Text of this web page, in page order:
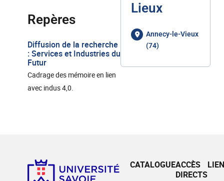
Repères
Diffusion de la recherche
: Services et Industries du
Futur
Cadrage des mémoire en lien
avec indus 4,0.
Lieux
Annecy-le-Vieux
(74)
CATALOGUEACCÈS
DIRECTS